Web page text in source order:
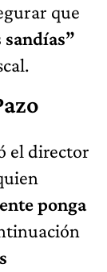
que
el director
ponga